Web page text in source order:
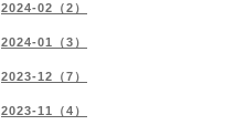
2024-02（2）
2024-01（3）
2023-12（7）
2023-11（4）